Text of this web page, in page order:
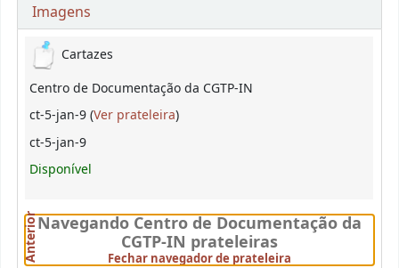
Imagens
Exemplares
Cartazes
Centro de Documentação da CGTP-IN
ct-5-jan-9 (Ver prateleira(Abre abaixo)
)
ct-5-jan-9
Disponível
Navegando Centro de Documentação da
CGTP-IN prateleiras
Fechar navegador de prateleira
Anterior